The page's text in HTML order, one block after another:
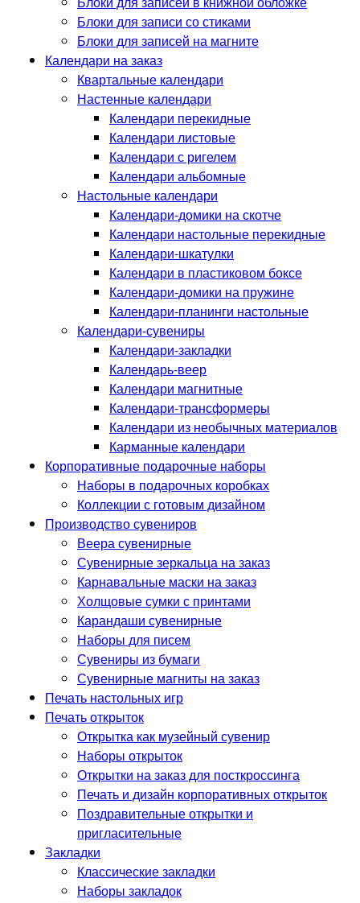
Блоки для записи со стиками
Блоки для записей на магните
Календари на заказ
Квартальные календари
Настенные календари
Календари перекидные
Календари листовые
Календари с ригелем
Календари альбомные
Настольные календари
Календари-домики на скотче
Календари настольные перекидные
Календари-шкатулки
Календари в пластиковом боксе
Календари-домики на пружине
Календари-планинги настольные
Календари-сувениры
Календари-закладки
Календарь-веер
Календари магнитные
Календари-трансформеры
Календари из необычных материалов
Карманные календари
Корпоративные подарочные наборы
Наборы в подарочных коробках
Коллекции с готовым дизайном
Производство сувениров
Веера сувенирные
Сувенирные зеркальца на заказ
Карнавальные маски на заказ
Холщовые сумки с принтами
Карандаши сувенирные
Наборы для писем
Сувениры из бумаги
Сувенирные магниты на заказ
Печать настольных игр
Печать открыток
Открытка как музейный сувенир
Наборы открыток
Открытки на заказ для посткроссинга
Печать и дизайн корпоративных открыток
Поздравительные открытки и
пригласительные
Закладки
Классические закладки
Наборы закладок